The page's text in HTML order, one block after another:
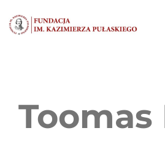
do
zawartości
Toomas